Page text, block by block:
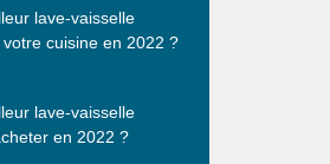
lave-vaisselle
cuisine en 2022 ?
lave-vaisselle
en 2022 ?